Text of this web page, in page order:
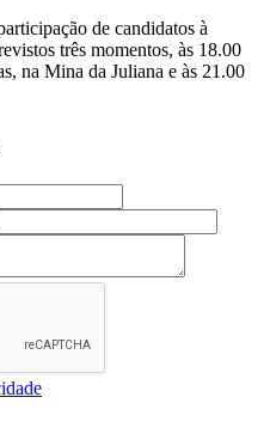
de candidatos à
três momentos, às 18.00
na Mina da Juliana e às 21.00